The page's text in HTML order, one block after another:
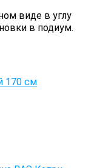
виде в углу
в подиум.
170 см